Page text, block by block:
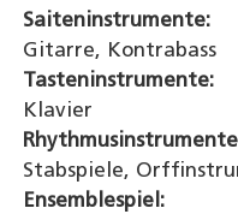
Saiteninstrumente:
Gitarre, Kontrabass
Tasteninstrumente:
Klavier
Stabspiele,
Ensemblespiel: